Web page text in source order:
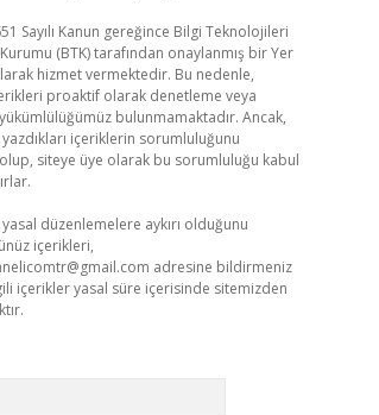
Sayılı Kanun gereğince Bilgi Teknolojileri
(BTK) tarafından onaylanmış bir Yer
hizmet vermektedir. Bu nedenle,
proaktif olarak denetleme veya
bulunmamaktadır. Ancak,
içeriklerin sorumluluğunu
siteye üye olarak bu sorumluluğu kabul
düzenlemelere aykırı olduğunu
içerikleri,
adresine bildirmeniz
içerikler yasal süre içerisinde sitemizden